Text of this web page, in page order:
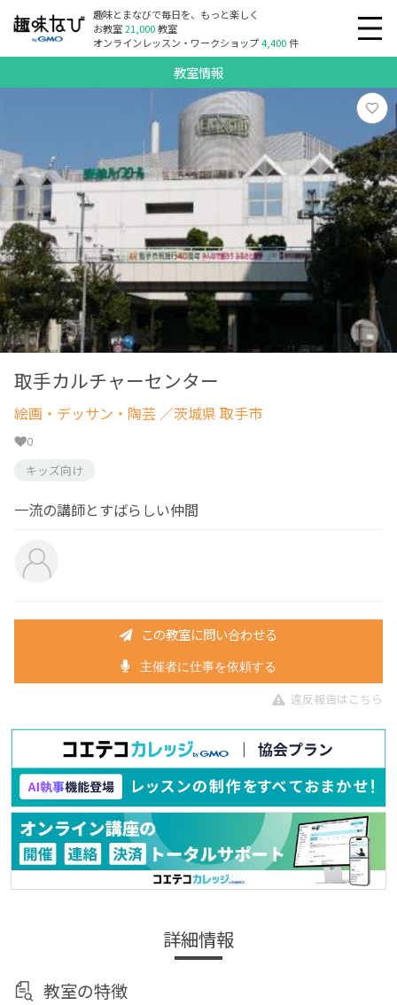
趣味とまなびで毎日を、もっと楽しく
お教室21,000教室
オンラインレッスン・ワークショップ4,400件
教室情報
取手カルチャーセンター
絵画・デッサン・陶芸 ／茨城県 取手市
0
キッズ向け
一流の講師とすばらしい仲間
この教室に問い合わせる
主催者に仕事を依頼する
違反報告はこちら
詳細情報
教室の特徴